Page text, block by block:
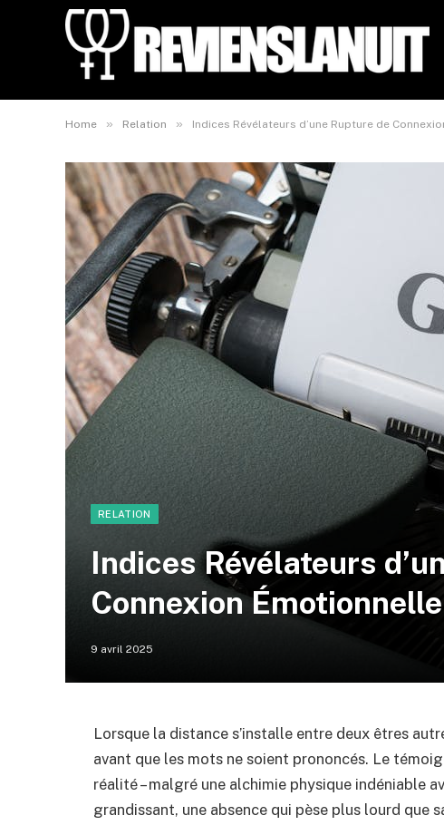
Home » Relation » Indices Révélateurs d’une Rupture de
RELATION
Indices Révélateurs
Connexion
9 avril 2025
Lorsque la distance s’installe entre deux êtres
avant que les mots ne soient prononcés. Le
réalité – malgré une alchimie physique indéniable
grandissant, une absence qui pèse plus lourd que